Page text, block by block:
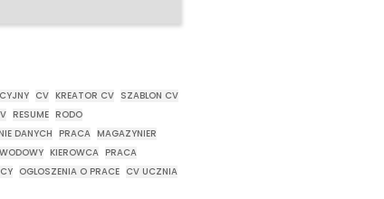
CV KREATOR CV
SZABLON CV
RESUME
RODO
DANYCH
PRACA
MAGAZYNIER
KIEROWCA
PRACA
OGLOSZENIA O PRACE CV UCZNIA